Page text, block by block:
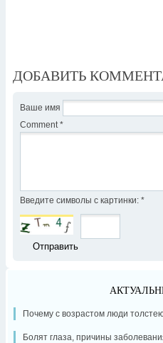
ДОБАВИТЬ
Ваше имя
Comment *
Введите символы с картинки: *
Почему с возрастом люди
Болят глаза, причины